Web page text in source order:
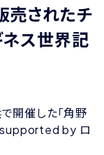
売されたチ
ネス世界記
開催した「角野
supported by ロ